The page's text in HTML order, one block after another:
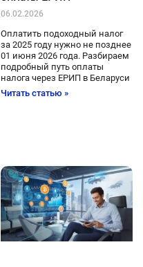
06.02.2026
Оплатить подоходный налог
за 2025 году нужно не позднее
01 июня 2026 года. Разбираем
подробный путь оплаты
налога через ЕРИП в Беларуси
Читать статью »